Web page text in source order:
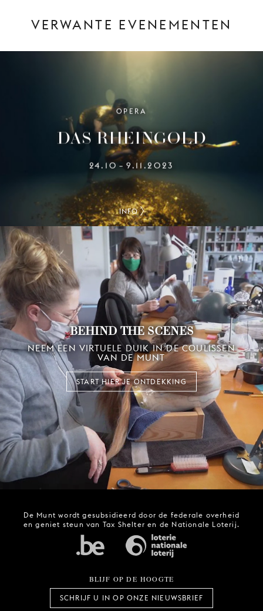
VERWANTE EVENEMENTEN
OPERA
DAS RHEINGOLD
24.10 – 9.11.2023
INFO
BEHIND THE SCENES
NEEM EEN VIRTUELE DUIK IN DE COULISSEN
VAN DE MUNT
START HIER JE ONTDEKKING
De Munt wordt gesubsidieerd door de federale overheid
en geniet steun van Tax Shelter en de Nationale Loterij.
BLIJF OP DE HOOGTE
SCHRIJF U IN OP ONZE NIEUWSBRIEF